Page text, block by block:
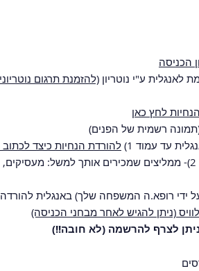
הכניסה
לאנגלית ע"י נוטריון(להזמנת תרגום נוטריוני בעלות
לחץ כאן
עד עמוד 1)
להורדת הנחיות כיצד
מכתבי המלצה (1 או 2)- ממליצים שמכירים אותך
ידי רופא.ה המשפחה שלך) באנגלית
(ניתן להגיש לאחר מבחני הכניסה)
לצרף להרשמה (לא חובה!!)